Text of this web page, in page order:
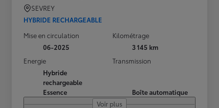
SEVREY
HYBRIDE RECHARGEABLE
Mise en circulation
06-2025
Kilométrage
3 145 km
Energie
Hybride
rechargeable
Essence
Transmission
Boîte automatique
Voir plus